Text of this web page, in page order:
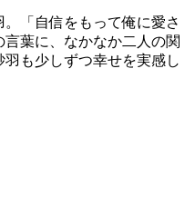
「自信をもって俺に愛さ
葉に、なかなか二人の関
も少しずつ幸せを実感し